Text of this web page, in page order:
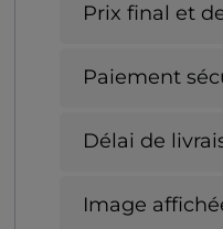
Prix final et
Paiement
Délai de
Image